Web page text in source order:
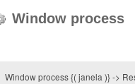
Window process
Window process {( janela )} ->